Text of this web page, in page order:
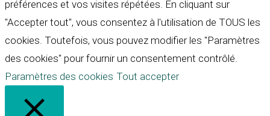
préférences et vos visites répétées. En cliquant sur
"Accepter tout", vous consentez à l'utilisation de TOUS les
cookies. Toutefois, vous pouvez modifier les "Paramètres
des cookies" pour fournir un consentement contrôlé.
Paramètres des cookies Tout accepter